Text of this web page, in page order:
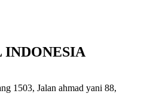
1503, Jalan ahmad yani 88,